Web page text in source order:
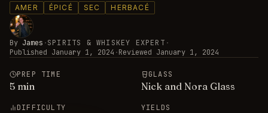
AMER ÉPICÉ SEC HERBACÉ
By James ·SPIRITS & WHISKEY EXPERT ·
Published January 1, 2024 ·Reviewed January 1, 2024
PREP TIME
5 min
GLASS
Nick and Nora Glass
DIFFICULTY YIELDS